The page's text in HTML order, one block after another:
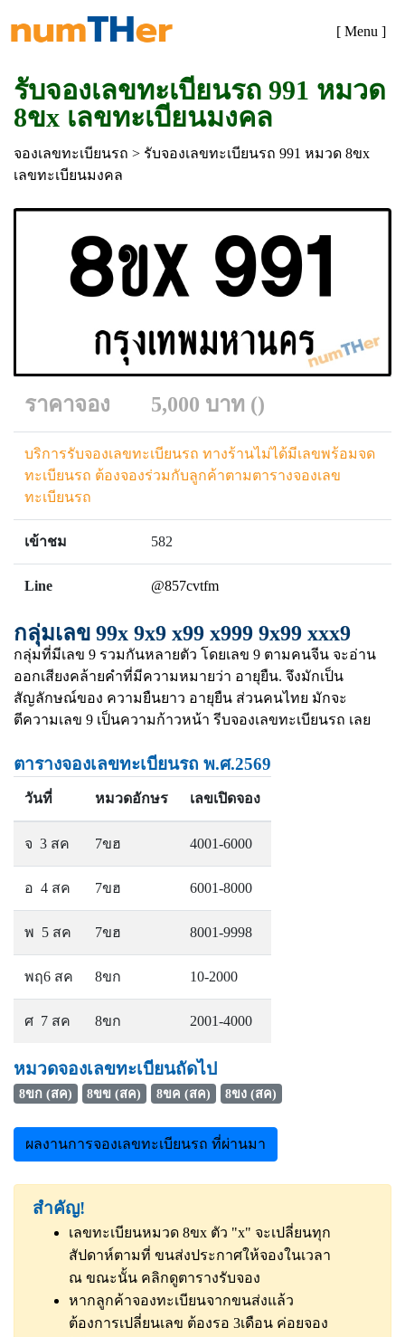
[ Menu ]
รับจองเลขทะเบียนรถ 991 หมวด
8ขx เลขทะเบียนมงคล
จองเลขทะเบียนรถ > รับจองเลขทะเบียนรถ 991 หมวด 8ขx
เลขทะเบียนมงคล
ราคาจอง 5,000 บาท ()
บริการรับจองเลขทะเบียนรถ ทางร้านไม่ได้มีเลขพร้อมจด
ทะเบียนรถ ต้องจองร่วมกับลูกค้าตามตารางจองเลข
ทะเบียนรถ
เข้าชม 582
Line @857cvtfm
กลุ่มเลข 99x 9x9 x99 x999 9x99 xxx9
กลุ่มที่มีเลข 9 รวมกันหลายตัว โดยเลข 9 ตามคนจีน จะอ่าน
ออกเสียงคล้ายคำที่มีความหมายว่า อายุยืน. จึงมักเป็น
สัญลักษณ์ของ ความยืนยาว อายุยืน ส่วนคนไทย มักจะ
ตีความเลข 9 เป็นความก้าวหน้า รีบจองเลขทะเบียนรถ เลย
ตารางจองเลขทะเบียนรถ พ.ศ.2569
วันที่ หมวดอักษร เลขเปิดจอง
จ 3 สค 7ขฮ 4001-6000
อ 4 สค 7ขฮ 6001-8000
พ 5 สค 7ขฮ 8001-9998
พฤ6 สค 8ขก 10-2000
ศ 7 สค 8ขก 2001-4000
หมวดจองเลขทะเบียนถัดไป
8ขก (สค) 8ขข (สค) 8ขค (สค) 8ขง (สค)
ผลงานการจองเลขทะเบียนรถ ที่ผ่านมา
สำคัญ!
เลขทะเบียนหมวด 8ขx ตัว "x" จะเปลี่ยนทุก
สัปดาห์ตามที่ ขนส่งประกาศให้จองในเวลา
ณ ขณะนั้น คลิกดูตารางรับจอง
หากลูกค้าจองทะเบียนจากขนส่งแล้ว
ต้องการเปลี่ยนเลข ต้องรอ 3เดือน ค่อยจอง